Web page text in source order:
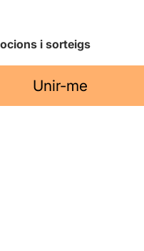
i sorteigs
Unir-me